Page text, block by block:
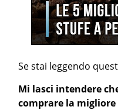
Se stai leggendo
Mi lasci intendere
comprare la